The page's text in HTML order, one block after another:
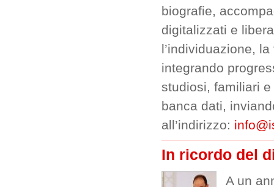
biografie,
digitalizzati e
l’individuazione,
integrando
studiosi, familiari
banca dati,
all’indirizzo:
In ricordo del
A un